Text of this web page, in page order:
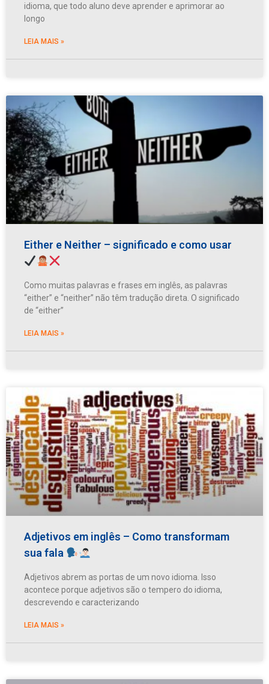
idioma, que todo aluno deve aprender e aprimorar ao
longo
LEIA MAIS »
Either e Neither – significado e como usar
Como muitas palavras e frases em inglês, as palavras
“either” e “neither” não têm tradução direta. O significado
de “either”
LEIA MAIS »
Adjetivos em inglês – Como transformam
sua fala
Adjetivos abrem as portas de um novo idioma. Isso
acontece porque adjetivos são o tempero do idioma,
descrevendo e caracterizando
LEIA MAIS »